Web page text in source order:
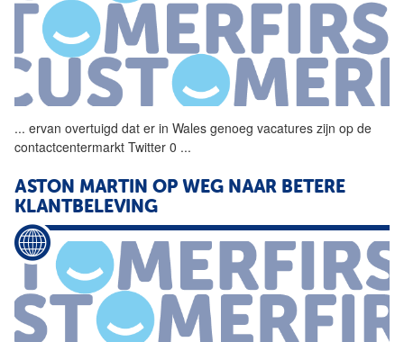
... ervan overtuigd dat er in Wales genoeg vacatures zijn op de
contactcentermarkt Twitter 0 ...
ASTON MARTIN OP WEG NAAR BETERE
KLANTBELEVING